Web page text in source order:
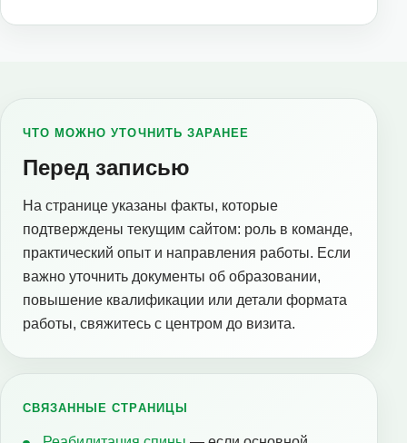
ЧТО МОЖНО УТОЧНИТЬ ЗАРАНЕЕ
Перед записью
На странице указаны факты, которые
подтверждены текущим сайтом: роль в команде,
практический опыт и направления работы. Если
важно уточнить документы об образовании,
повышение квалификации или детали формата
работы, свяжитесь с центром до визита.
СВЯЗАННЫЕ СТРАНИЦЫ